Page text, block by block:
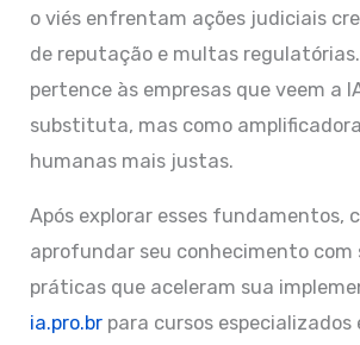
o viés enfrentam ações judiciais
de reputação e multas
pertence às empresas que veem a
substituta, mas como
humanas mais justas.
Após explorar esses fundamentos,
aprofundar seu conhecimento com
práticas que aceleram sua
ia.pro.br para cursos especializados